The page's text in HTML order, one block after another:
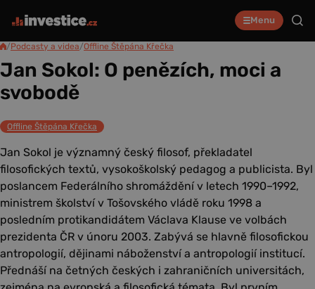
Menu
/Podcasty a videa/Offline Štěpána Křečka
Jan Sokol: O penězích, moci a
svobodě
Offline Štěpána Křečka
Jan Sokol je významný český filosof, překladatel
filosofických textů, vysokoškolský pedagog a publicista. Byl
poslancem Federálního shromáždění v letech 1990–1992,
ministrem školství v Tošovského vládě roku 1998 a
posledním protikandidátem Václava Klause ve volbách
prezidenta ČR v únoru 2003. Zabývá se hlavně filosofickou
antropologií, dějinami náboženství a antropologií institucí.
Přednáší na četných českých i zahraničních universitách,